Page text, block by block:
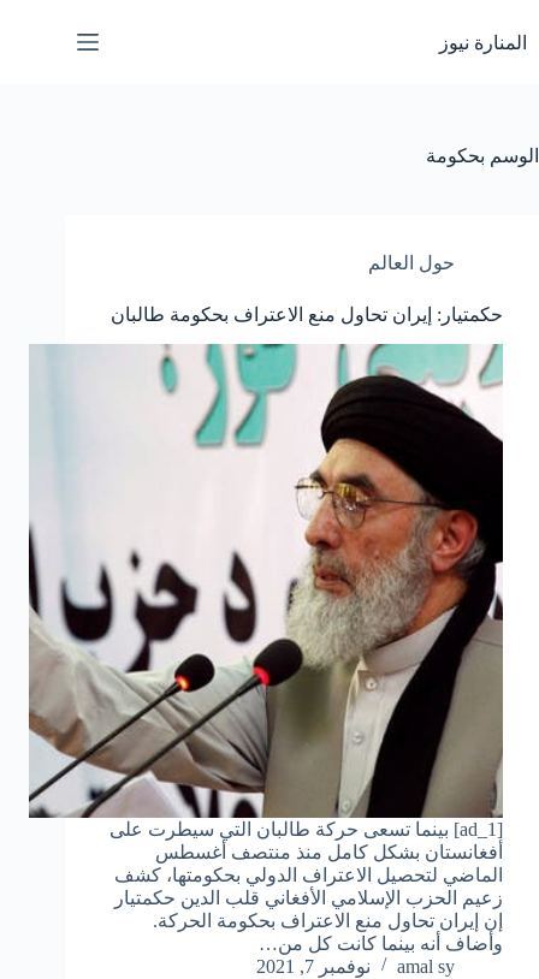
إلى
المحتوى
المنارة نيوز
الوسم بحكومة
حول العالم
حكمتيار: إيران تحاول منع الاعتراف بحكومة طالبان
[ad_1] بينما تسعى حركة طالبان التي سيطرت على
أفغانستان بشكل كامل منذ منتصف أغسطس
الماضي لتحصيل الاعتراف الدولي بحكومتها، كشف
زعيم الحزب الإسلامي الأفغاني قلب الدين حكمتيار
إن إيران تحاول منع الاعتراف بحكومة الحركة.
وأضاف أنه بينما كانت كل من…
amal sy
نوفمبر 7, 2021